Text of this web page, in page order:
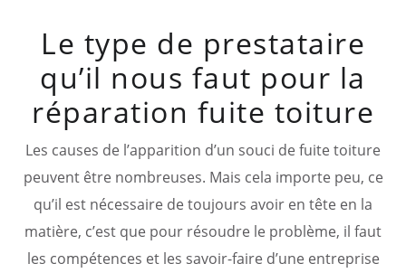
Le type de prestataire
qu’il nous faut pour la
réparation fuite toiture
Les causes de l’apparition d’un souci de fuite toiture
peuvent être nombreuses. Mais cela importe peu, ce
qu’il est nécessaire de toujours avoir en tête en la
matière, c’est que pour résoudre le problème, il faut
les compétences et les savoir-faire d’une entreprise